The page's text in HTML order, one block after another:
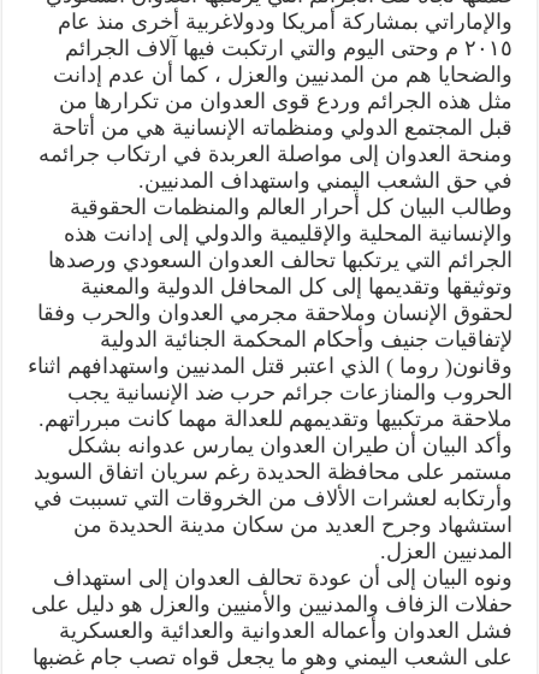
والإماراتي بمشاركة أمريكا ودولاغربية أخرى منذ عام
٢٠١٥ م وحتى اليوم والتي ارتكبت فيها آلاف الجرائم
والضحايا هم من المدنيين والعزل ، كما أن عدم إدانت
مثل هذه الجرائم وردع قوى العدوان من تكرارها من
قبل المجتمع الدولي ومنظماته الإنسانية هي من أتاحة
ومنحة العدوان إلى مواصلة العربدة في ارتكاب جرائمه
في حق الشعب اليمني واستهداف المدنيين.
وطالب البيان كل أحرار العالم والمنظمات الحقوقية
والإنسانية المحلية والإقليمية والدولي إلى إدانت هذه
الجرائم التي يرتكبها تحالف العدوان السعودي ورصدها
وتوثيقها وتقديمها إلى كل المحافل الدولية والمعنية
لحقوق الإنسان وملاحقة مجرمي العدوان والحرب وفقا
لإتفاقيات جنيف وأحكام المحكمة الجنائية الدولية
وقانون( روما ) الذي اعتبر قتل المدنيين واستهدافهم اثناء
الحروب والمنازعات جرائم حرب ضد الإنسانية يجب
ملاحقة مرتكبيها وتقديمهم للعدالة مهما كانت مبرراتهم.
وأكد البيان أن طيران العدوان يمارس عدوانه بشكل
مستمر على محافظة الحديدة رغم سريان اتفاق السويد
وأرتكابه لعشرات الألاف من الخروقات التي تسببت في
استشهاد وجرح العديد من سكان مدينة الحديدة من
المدنيين العزل.
ونوه البيان إلى أن عودة تحالف العدوان إلى استهداف
حفلات الزفاف والمدنيين والأمنيين والعزل هو دليل على
فشل العدوان وأعماله العدوانية والعدائية والعسكرية
على الشعب اليمني وهو ما يجعل قواه تصب جام غضبها